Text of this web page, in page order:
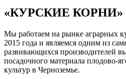
«КУРСКИЕ КОРНИ»
Мы работаем на рынке аграрных
2015 года и являемся одним из
развивающихся производителей
посадочного материала плодово-
культур в Черноземье.